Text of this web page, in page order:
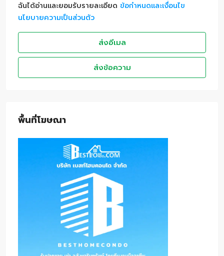
ฉันได้อ่านและยอมรับรายละเอียด ข้อกำหนดและเงื่อนไข
นโยบายความเป็นส่วนตัว
ส่งอีเมล
ส่งข้อความ
พื้นที่โฆษณา